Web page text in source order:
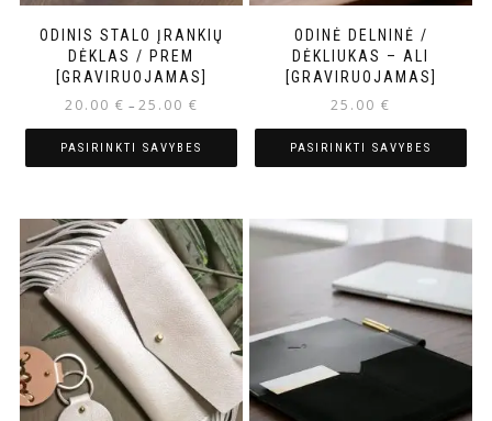
ODINIS STALO ĮRANKIŲ
DĖKLAS / PREM
[GRAVIRUOJAMAS]
20.00 € – 25.00 €
PASIRINKTI SAVYBES
ODINĖ DELNINĖ /
DĖKLIUKAS – ALI
[GRAVIRUOJAMAS]
25.00 €
PASIRINKTI SAVYBES